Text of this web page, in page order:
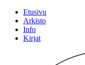
Etusivu
Arkisto
Info
Kirjat